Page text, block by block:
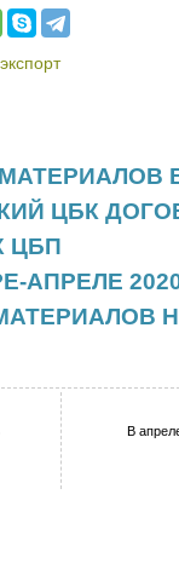
экспорт
ЦБК
ЦБП
АПРЕЛЕ
В